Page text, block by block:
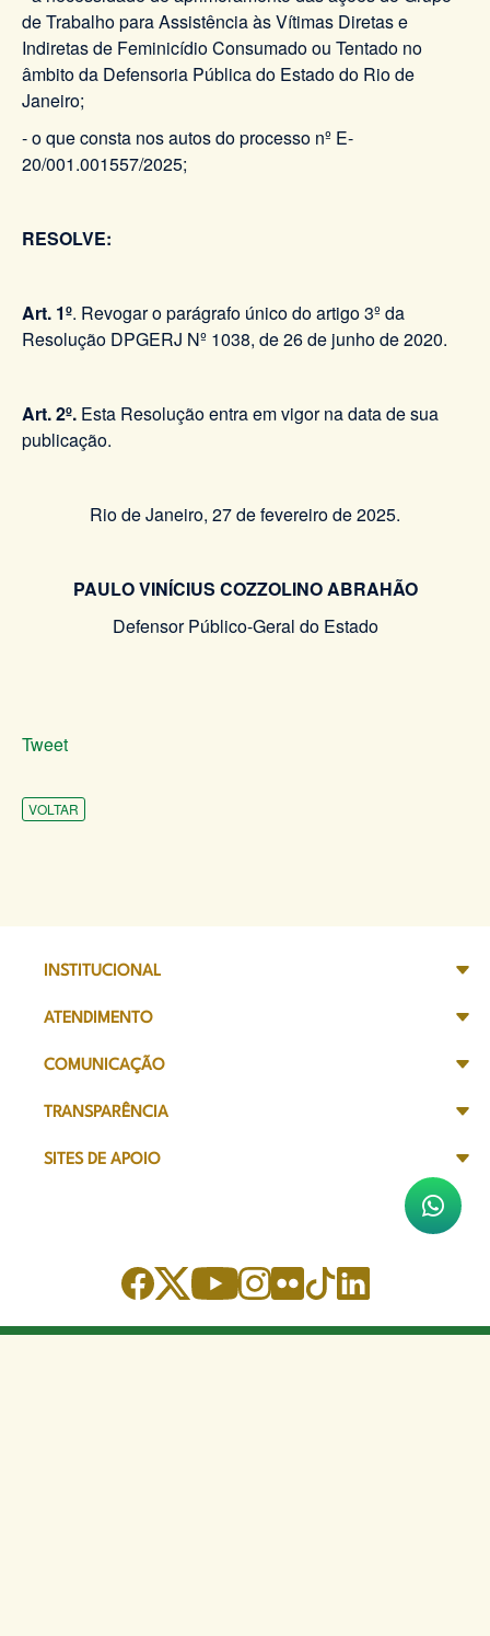
de Trabalho para Assistência às Vítimas Diretas e
Indiretas de Feminicídio Consumado ou Tentado no
âmbito da Defensoria Pública do Estado do Rio de
Janeiro;
- o que consta nos autos do processo nº E-
20/001.001557/2025;
RESOLVE:
Art. 1º. Revogar o parágrafo único do artigo 3º da
Resolução DPGERJ Nº 1038, de 26 de junho de 2020.
Art. 2º. Esta Resolução entra em vigor na data de sua
publicação.
Rio de Janeiro, 27 de fevereiro de 2025.
PAULO VINÍCIUS COZZOLINO ABRAHÃO
Defensor Público-Geral do Estado
Tweet
VOLTAR
INSTITUCIONAL
ATENDIMENTO
COMUNICAÇÃO
TRANSPARÊNCIA
SITES DE APOIO